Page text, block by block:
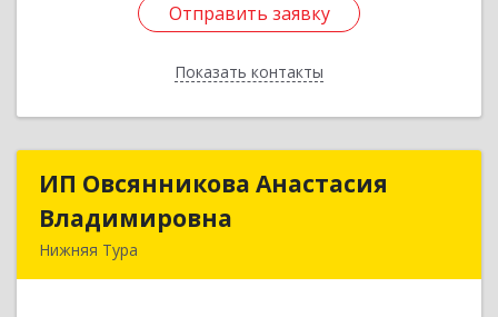
Отправить заявку
Показать контакты
Отправить заявку
Назад
ИП Овсянникова Анастасия
Владимировна
Нижняя Тура
ИП Овсянникова Анастасия